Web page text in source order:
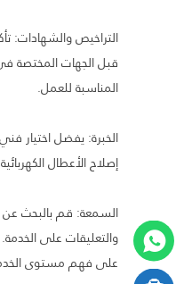
التراخيص والشهادات:
قبل الجهات المختصة
المناسبة للعمل.
الخبرة: يفضل اختيار
إصلاح الأعطال
السمعة: قم بالبحث عن
والتعليقات على
على فهم مستوى